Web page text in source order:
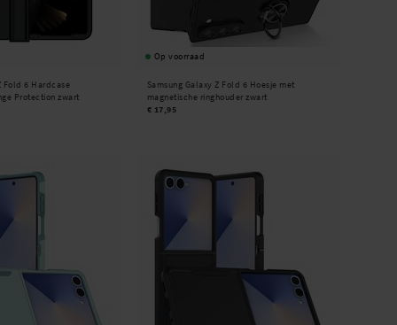
Fold 6 Hardcase
Protection zwart
Op voorraad
Samsung Galaxy Z Fold 6 Hoesje met
magnetische ringhouder zwart
€ 17,95